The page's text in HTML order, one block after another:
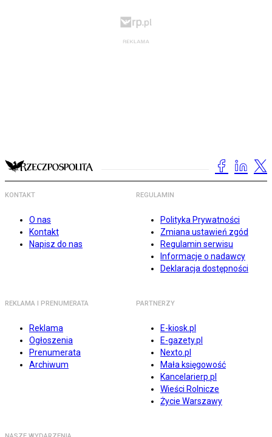
KONTAKT
O nas
Kontakt
Napisz do nas
REGULAMIN
Polityka Prywatności
Zmiana ustawień zgód
Regulamin serwisu
Informacje o nadawcy
Deklaracja dostępności
REKLAMA I PRENUMERATA
Reklama
Ogłoszenia
Prenumerata
Archiwum
PARTNERZY
E-kiosk.pl
E-gazety.pl
Nexto.pl
Mała księgowość
Kancelarierp.pl
Wieści Rolnicze
Życie Warszawy